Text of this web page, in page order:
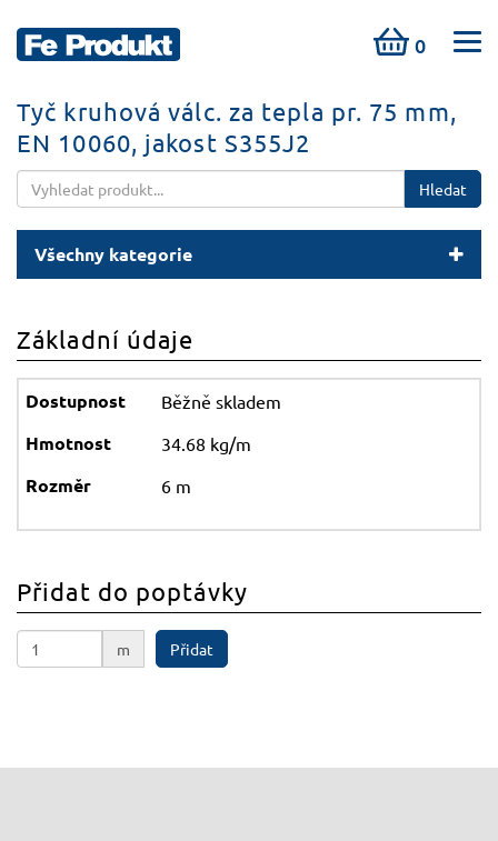
0
Tyč kruhová válc. za tepla pr. 75 mm,
EN 10060, jakost S355J2
Hledat
Všechny kategorie
Základní údaje
Běžně skladem
34.68 kg/m
6 m
Přidat do poptávky
m Přidat